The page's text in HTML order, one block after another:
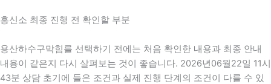
흥신소 최종 진행 전 확인할 부분
용산하수구막힘를 선택하기 전에는 처음 확인한 내용과 최종 안내
내용이 같은지 다시 살펴보는 것이 좋습니다. 2026년06월22일 11시
43분 상담 초기에 들은 조건과 실제 진행 단계의 조건이 다를 수 있